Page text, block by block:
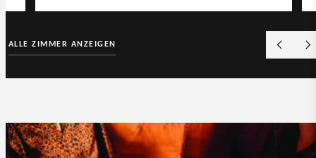
ALLE ZIMMER ANZEIGEN